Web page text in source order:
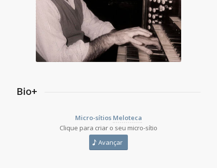
Bio+
Micro-sítios Meloteca
Clique para criar o seu micro-sítio
Avançar